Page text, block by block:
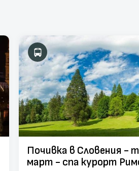
Почивка в Словения - трети
март - спа курорт